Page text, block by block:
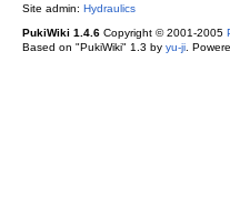
Site admin: Hydraulics
PukiWiki 1.4.6Copyright © 2001-2005
Based on "PukiWiki" 1.3 by yu-ji.